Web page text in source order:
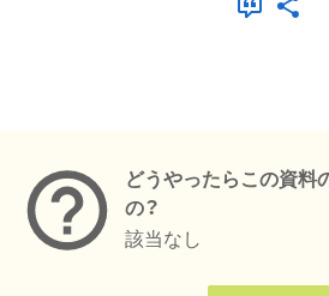
どうやったらこの資料
の？
該当なし